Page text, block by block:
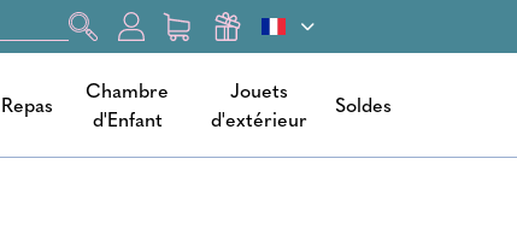
Repas
Chambre
d'Enfant
Jouets
d'extérieur
Soldes